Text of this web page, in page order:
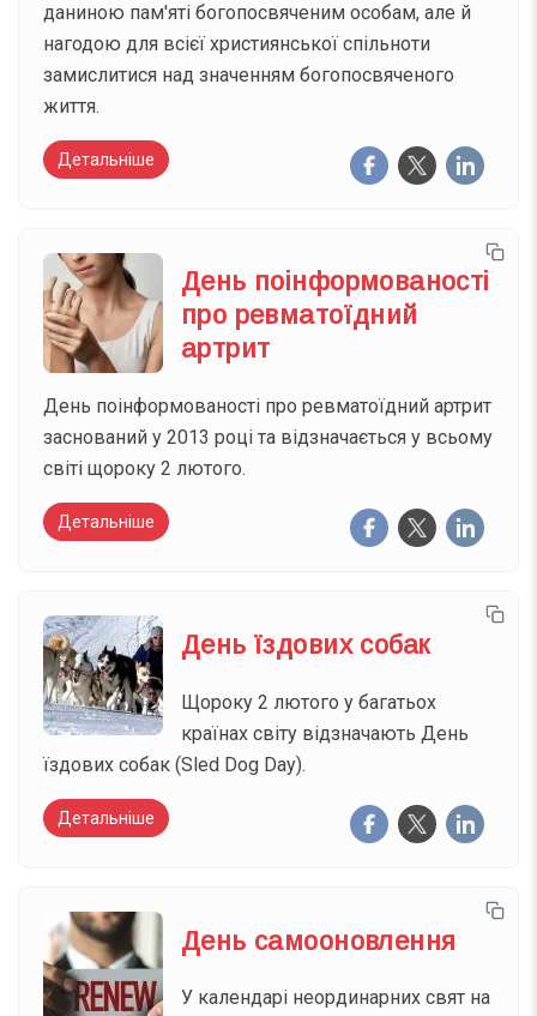
даниною пам'яті богопосвяченим особам, але й
нагодою для всієї християнської спільноти
замислитися над значенням богопосвяченого
життя.
Детальніше
День поінформованості
про ревматоїдний
артрит
День поінформованості про ревматоїдний артрит
заснований у 2013 році та відзначається у всьому
світі щороку 2 лютого.
Детальніше
День їздових собак
Щороку 2 лютого у багатьох
країнах світу відзначають День
їздових собак (Sled Dog Day).
Детальніше
День самооновлення
У календарі неординарних свят на